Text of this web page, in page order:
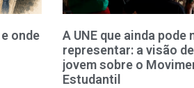
onde
A UNE que ainda pode
representar: a visão
jovem sobre o
Estudantil